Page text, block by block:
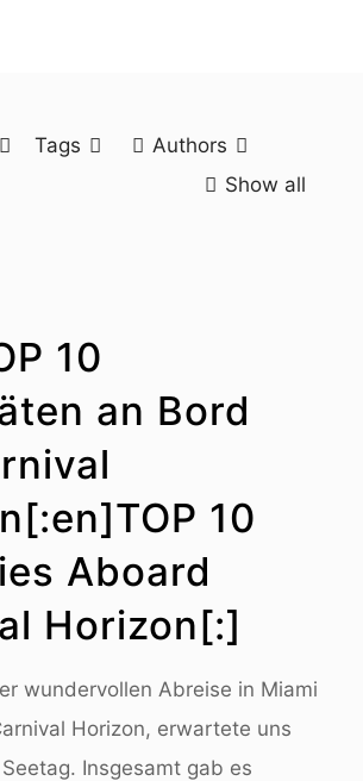
Tags
Authors
Show all
10
an Bord
10
Aboard
Horizon[:]
wundervollen Abreise in Miami
Horizon, erwartete uns
Insgesamt gab es